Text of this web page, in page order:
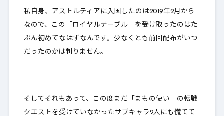
3. 最後に
私自身、アストルティアに入国したのは2019年2月から
なので、この「ロイヤルテーブル」を受け取ったのはた
ぶん初めてなはずなんです。少なくとも前回配布がいつ
だったのかは判りません。
そしてそれもあって、この度まだ「まもの使い」の転職
クエストを受けていなかったサブキャラ2人にも慌てて